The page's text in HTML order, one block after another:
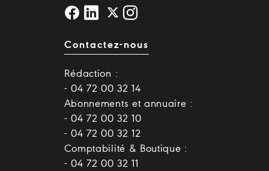
Contactez-nous
Rédaction :
- 04 72 00 32 14
Abonnements et annuaire :
- 04 72 00 32 10
- 04 72 00 32 12
Comptabilité & Boutique :
- 04 72 00 32 11